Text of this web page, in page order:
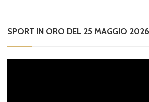
SPORT IN ORO DEL 25 MAGGIO 2026